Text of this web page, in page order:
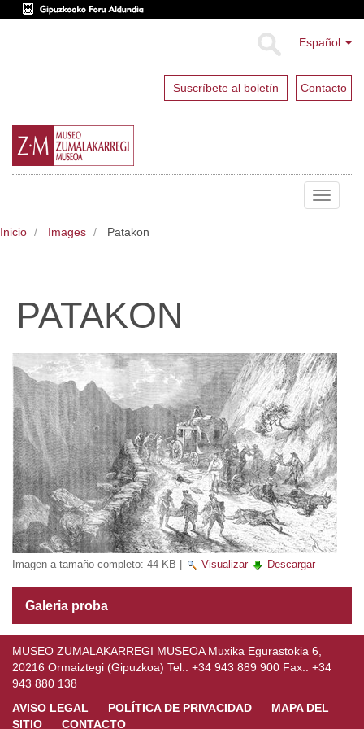
Español
Suscríbete al boletín Contacto
Toggle
Inicio Images Patakon
PATAKON
Imagen a tamaño completo: 44 KB Visualizar Descargar
Galeria proba
MUSEO ZUMALAKARREGI MUSEOA Muxika Egurastokia 6,
20216 Ormaiztegi (Gipuzkoa) Tel.: +34 943 889 900 Fax.: +34
943 880 138
AVISO LEGAL
POLÍTICA DE PRIVACIDAD
MAPA DEL
SITIO
CONTACTO